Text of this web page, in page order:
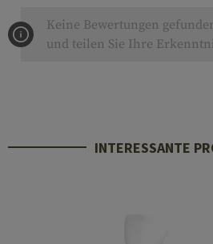
Keine Bewertungen
und teilen Sie Ihre
INTERESSANTE